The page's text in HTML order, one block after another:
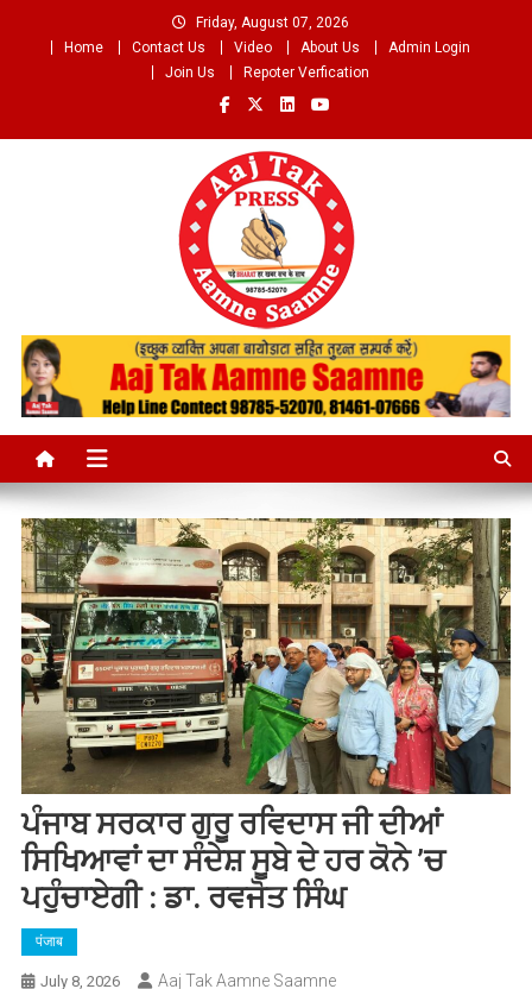
Friday, August 07, 2026
Home
Contact Us Video About Us
Admin Login
Join Us
Repoter Verfication
Aaj Tak Aamne Saamne.com
ਪੰਜਾਬ ਸਰਕਾਰ ਗੁਰੂ ਰਵਿਦਾਸ ਜੀ ਦੀਆਂ
ਸਿਖਿਆਵਾਂ ਦਾ ਸੰਦੇਸ਼ ਸੂਬੇ ਦੇ ਹਰ ਕੋਨੇ ’ਚ
ਪਹੁੰਚਾਏਗੀ : ਡਾ. ਰਵਜੋਤ ਸਿੰਘ
पंजाब
July 8, 2026 Aaj Tak Aamne Saamne